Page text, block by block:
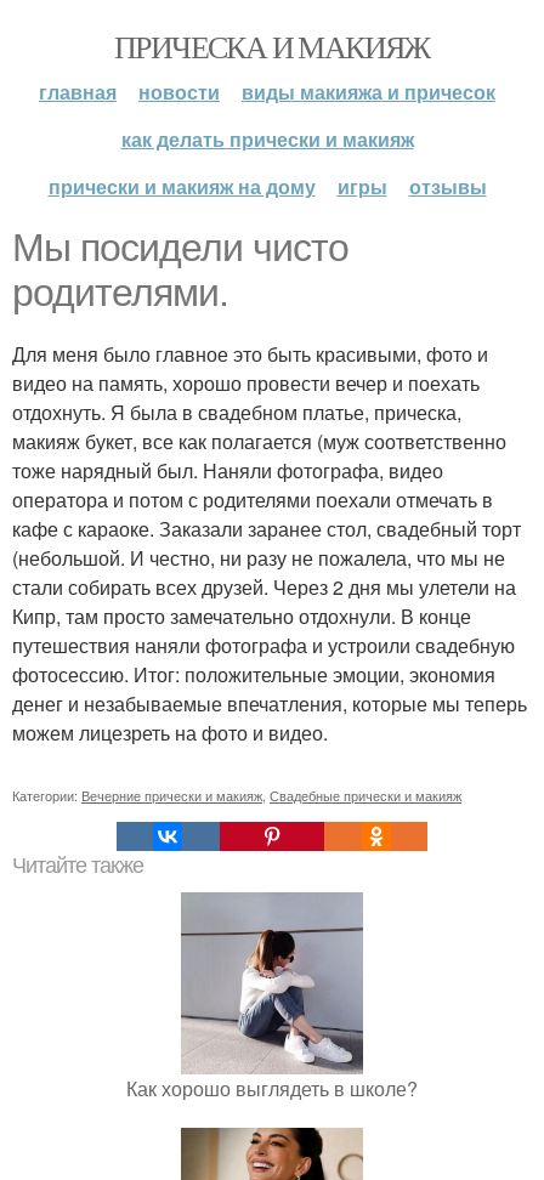
ПРИЧЕСКА И МАКИЯЖ
главная новости
виды макияжа и причесок
как делать прически и макияж
прически и макияж на дому
игры отзывы
Мы посидели чисто
родителями.
Для меня было главное это быть красивыми, фото и
видео на память, хорошо провести вечер и поехать
отдохнуть. Я была в свадебном платье, прическа,
макияж букет, все как полагается (муж соответственно
тоже нарядный был. Наняли фотографа, видео
оператора и потом с родителями поехали отмечать в
кафе с караоке. Заказали заранее стол, свадебный торт
(небольшой. И честно, ни разу не пожалела, что мы не
стали собирать всех друзей. Через 2 дня мы улетели на
Кипр, там просто замечательно отдохнули. В конце
путешествия наняли фотографа и устроили свадебную
фотосессию. Итог: положительные эмоции, экономия
денег и незабываемые впечатления, которые мы теперь
можем лицезреть на фото и видео.
Категории: Вечерние прически и макияж Свадебные прически и макияж
Читайте также
Как хорошо выглядеть в школе?